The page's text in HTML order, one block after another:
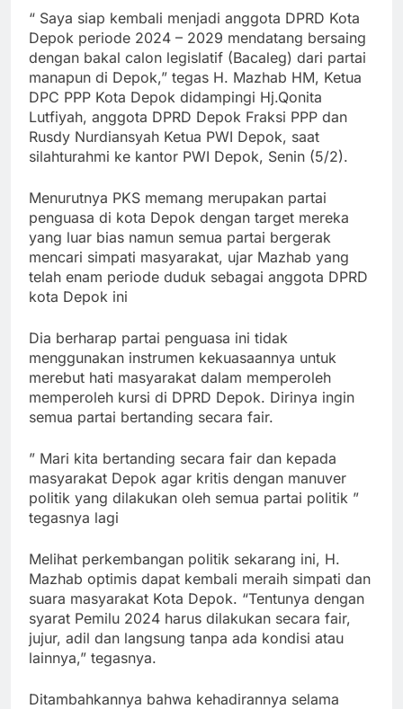
“ Saya siap kembali menjadi anggota DPRD Kota
Depok periode 2024 – 2029 mendatang bersaing
dengan bakal calon legislatif (Bacaleg) dari partai
manapun di Depok,” tegas H. Mazhab HM, Ketua
DPC PPP Kota Depok didampingi Hj.Qonita
Lutfiyah, anggota DPRD Depok Fraksi PPP dan
Rusdy Nurdiansyah Ketua PWI Depok, saat
silahturahmi ke kantor PWI Depok, Senin (5/2).
Menurutnya PKS memang merupakan partai
penguasa di kota Depok dengan target mereka
yang luar bias namun semua partai bergerak
mencari simpati masyarakat, ujar Mazhab yang
telah enam periode duduk sebagai anggota DPRD
kota Depok ini
Dia berharap partai penguasa ini tidak
menggunakan instrumen kekuasaannya untuk
merebut hati masyarakat dalam memperoleh
memperoleh kursi di DPRD Depok. Dirinya ingin
semua partai bertanding secara fair.
” Mari kita bertanding secara fair dan kepada
masyarakat Depok agar kritis dengan manuver
politik yang dilakukan oleh semua partai politik ”
tegasnya lagi
Melihat perkembangan politik sekarang ini, H.
Mazhab optimis dapat kembali meraih simpati dan
suara masyarakat Kota Depok. “Tentunya dengan
syarat Pemilu 2024 harus dilakukan secara fair,
jujur, adil dan langsung tanpa ada kondisi atau
lainnya,” tegasnya.
Ditambahkannya bahwa kehadirannya selama